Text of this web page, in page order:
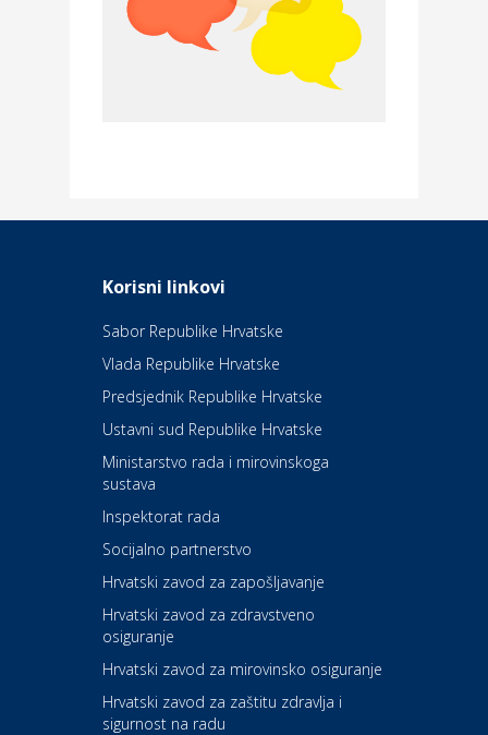
Daruvarske toplice – ljekovita
Kultura i edukacija
Kazalište Kerempuh
Kultura i edukacija
Kazalište ZKM
Auto-moto i tehnika
Zdravlje i osiguranje
Povoljnosti
Korisni linkovi
Sabor Republike Hrvatske
Vlada Republike Hrvatske
Predsjednik Republike Hrvatske
Ustavni sud Republike Hrvatske
Ministarstvo rada i mirovinskoga
sustava
Inspektorat rada
Socijalno partnerstvo
Hrvatski zavod za zapošljavanje
Hrvatski zavod za zdravstveno
osiguranje
Hrvatski zavod za mirovinsko osiguranje
Hrvatski zavod za zaštitu zdravlja i
sigurnost na radu